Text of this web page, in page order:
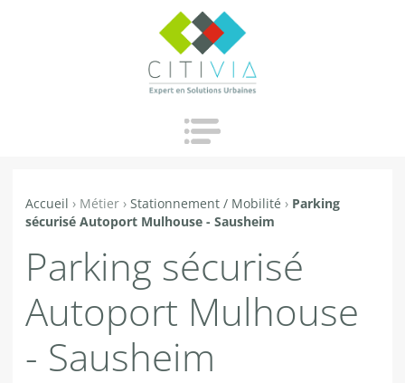
Jump to navigation
Vous
ici
Accueil › Métier › Stationnement / Mobilité › Parking
sécurisé Autoport Mulhouse - Sausheim
Parking sécurisé
Autoport Mulhouse
- Sausheim